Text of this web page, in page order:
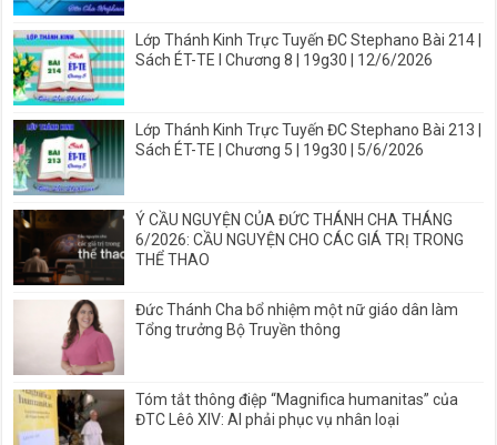
Lớp Thánh Kinh Trực Tuyến ĐC Stephano Bài 214 |
Sách ÉT-TE I Chương 8 | 19g30 | 12/6/2026
Lớp Thánh Kinh Trực Tuyến ĐC Stephano Bài 213 |
Sách ÉT-TE | Chương 5 | 19g30 | 5/6/2026
Ý CẦU NGUYỆN CỦA ĐỨC THÁNH CHA THÁNG
6/2026: CẦU NGUYỆN CHO CÁC GIÁ TRỊ TRONG
THỂ THAO
Đức Thánh Cha bổ nhiệm một nữ giáo dân làm
Tổng trưởng Bộ Truyền thông
Tóm tắt thông điệp “Magnifica humanitas” của
ĐTC Lêô XIV: AI phải phục vụ nhân loại